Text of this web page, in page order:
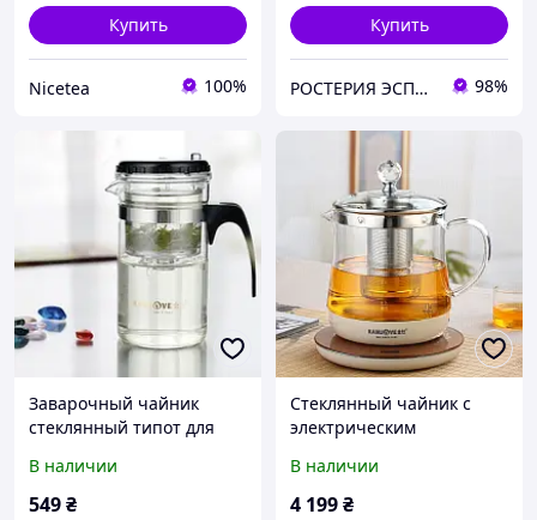
Купить
Nicetea 100%
Купить
РОСТЕРИЯ ЭСПАКО 98%
Заварочный чайник
стеклянный типот для
TP-120, 200 мл
прозрачный с кнопкой
В наличии
549₴
Стеклянный чайник с
электрическим
интелектуальным
подогревателем
В наличии
4 199₴